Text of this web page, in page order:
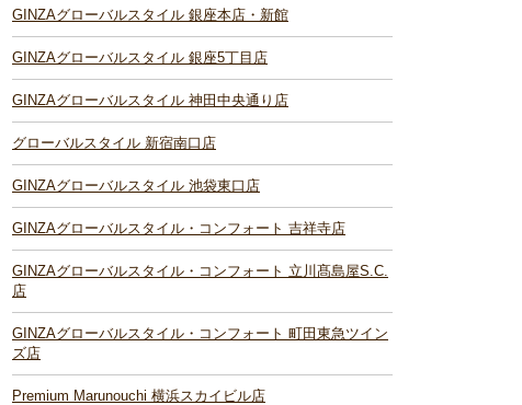
GINZAグローバルスタイル 銀座本店・新館
GINZAグローバルスタイル 銀座5丁目店
GINZAグローバルスタイル 神田中央通り店
グローバルスタイル 新宿南口店
GINZAグローバルスタイル 池袋東口店
GINZAグローバルスタイル・コンフォート 吉祥寺店
GINZAグローバルスタイル・コンフォート 立川髙島屋S.C.
店
GINZAグローバルスタイル・コンフォート 町田東急ツイン
ズ店
Premium Marunouchi 横浜スカイビル店